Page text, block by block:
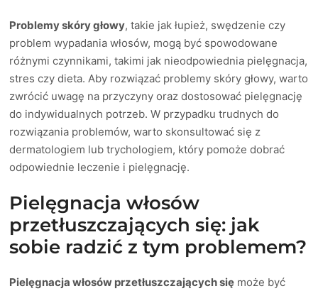
Problemy skóry głowy, takie jak łupież, swędzenie czy
problem wypadania włosów, mogą być spowodowane
różnymi czynnikami, takimi jak nieodpowiednia pielęgnacja,
stres czy dieta. Aby rozwiązać problemy skóry głowy, warto
zwrócić uwagę na przyczyny oraz dostosować pielęgnację
do indywidualnych potrzeb. W przypadku trudnych do
rozwiązania problemów, warto skonsultować się z
dermatologiem lub trychologiem, który pomoże dobrać
odpowiednie leczenie i pielęgnację.
Pielęgnacja włosów
przetłuszczających się: jak
sobie radzić z tym problemem?
Pielęgnacja włosów przetłuszczających się może być